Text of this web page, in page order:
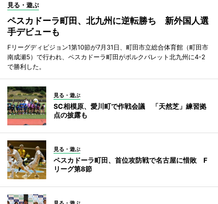
見る・遊ぶ
ペスカドーラ町田、北九州に逆転勝ち 新外国人選
手デビューも
Fリーグディビジョン1第10節が7月31日、町田市立総合体育館（町田市
南成瀬5）で行われ、ペスカドーラ町田がボルクバレット北九州に4-2
で勝利した。
見る・遊ぶ
SC相模原、愛川町で作戦会議 「天然芝」練習拠
点の披露も
見る・遊ぶ
ペスカドーラ町田、首位攻防戦で名古屋に惜敗 F
リーグ第8節